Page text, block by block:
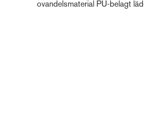
ovandelsmaterial PU-belagt